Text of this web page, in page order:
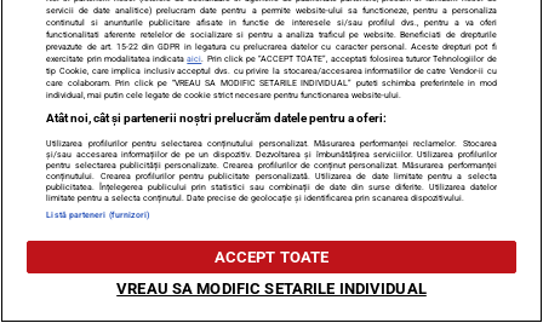
există în România”
servicii de date analitice) prelucram date pentru a permite website-ului sa functioneze, pentru a personaliza
continutul si anunturile publicitare afisate in functie de interesele si/sau profilul dvs., pentru a va oferi
functionalitati aferente retelelor de socializare si pentru a analiza traficul pe website. Beneficiati de drepturile
prevazute de art. 15-22 din GDPR in legatura cu prelucrarea datelor cu caracter personal. Aceste drepturi pot fi
exercitate prin modalitatea indicataaici . Prin click pe “ACCEPT TOATE”, acceptati folosirea tuturor Tehnologiilor de
tip Cookie, care implica inclusiv acceptul dvs. cu privire la stocarea/accesarea informatiilor de catre Vendor-ii cu
care colaboram. Prin click pe “VREAU SA MODIFIC SETARILE INDIVIDUAL” puteti schimba preferintele in mod
individual, mai putin cele legate de cookie strict necesare pentru functionarea website-ului.
Atât noi, cât și partenerii noștri prelucrăm datele pentru a oferi:
Utilizarea profilurilor pentru selectarea conținutului personalizat. Măsurarea performanței reclamelor. Stocarea
și/sau accesarea informațiilor de pe un dispozitiv. Dezvoltarea și îmbunătățirea serviciilor. Utilizarea profilurilor
pentru selectarea publicității personalizate. Crearea profilurilor de conținut personalizat. Măsurarea performanței
conținutului. Crearea profilurilor pentru publicitate personalizată. Utilizarea de date limitate pentru a selecta
publicitatea. Înțelegerea publicului prin statistici sau combinații de date din surse diferite. Utilizarea datelor
limitate pentru a selecta conținutul. Date precise de geolocație și identificarea prin scanarea dispozitivului.
Listă parteneri (furnizori)
ACCEPT TOATE
VREAU SA MODIFIC SETARILE INDIVIDUAL